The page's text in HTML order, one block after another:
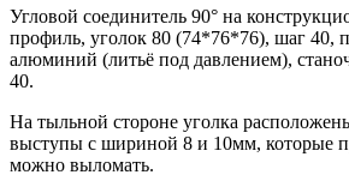
Угловой соединитель 90° на
профиль, уголок 80 (74*76*76), шаг 40,
алюминий (литьё под давлением),
40.
На тыльной стороне уголка
выступы с шириной 8 и 10мм, которые
можно выломать.